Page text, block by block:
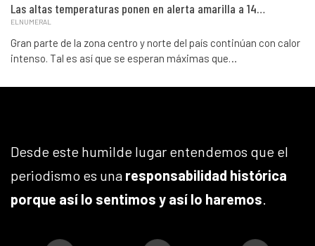
Las altas temperaturas ponen en alerta amarilla a 14…
ELNUMERAL
Gran parte de la zona centro y norte del país continúan con calor
intenso. Tal es así que se esperan máximas que…
Desde este humilde lugar entendemos que el
periodismo es una responsabilidad histórica
porque así lo sentimos y así lo haremos.